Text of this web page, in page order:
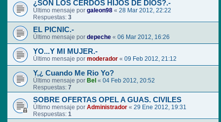
¿SON LOS CERDOS HIJOS DE DIOS?.-
Último mensaje por galeon98 « 28 Mar 2012, 22:22
Respuestas: 3
EL PICNIC.-
Último mensaje por depeche « 06 Mar 2012, 16:26
YO...Y MI MUJER.-
Último mensaje por moderador « 09 Feb 2012, 21:12
Y,¿ Cuando Me Rio Yo?
Último mensaje por Bel « 04 Feb 2012, 20:52
Respuestas: 7
SOBRE OFERTAS OPEL A GUAS. CIVILES
Último mensaje por Administrador « 29 Ene 2012, 19:31
Respuestas: 1